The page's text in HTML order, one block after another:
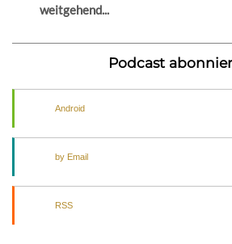
weitgehend...
Podcast
Android
by Email
RSS